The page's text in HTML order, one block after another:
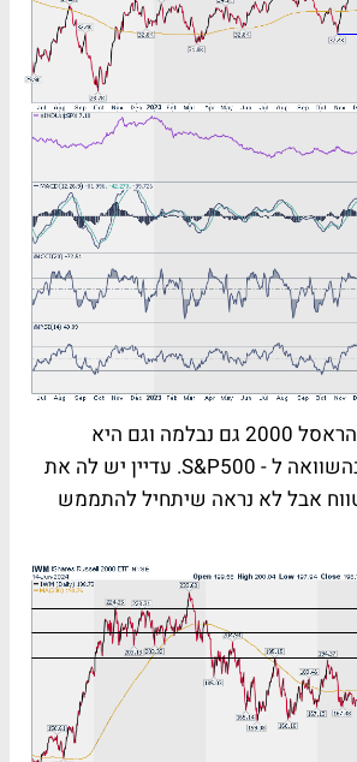
שמייצגת את הראסל 2000 גם נבלמה וגם היא
ל - S&P500. עדיין יש לה את
אבל לא נראה שיתחיל להתממש